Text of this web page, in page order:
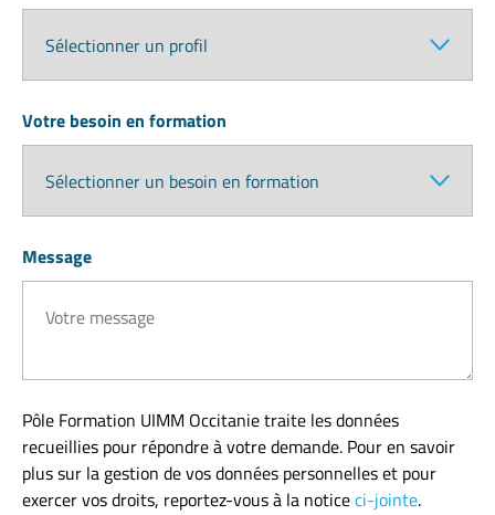
Votre besoin en formation
Message
Pôle Formation UIMM Occitanie traite les données
recueillies pour répondre à votre demande. Pour en savoir
plus sur la gestion de vos données personnelles et pour
exercer vos droits, reportez-vous à la noticeci-jointe.